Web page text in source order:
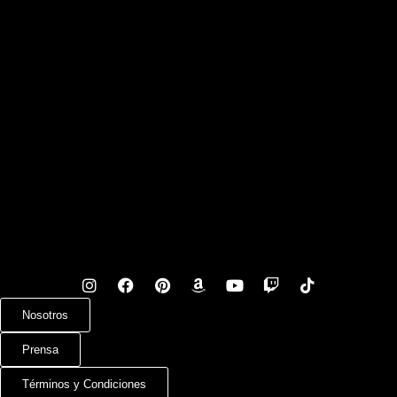
Nosotros
Prensa
Términos y Condiciones